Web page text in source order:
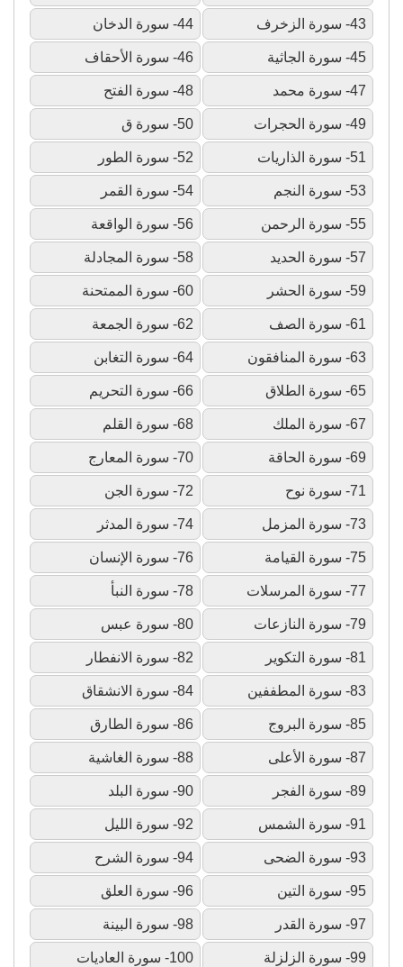
43- سورة الزخرف 44- سورة الدخان
45- سورة الجاثية 46- سورة الأحقاف
47- سورة محمد 48- سورة الفتح
49- سورة الحجرات 50- سورة ق
51- سورة الذاريات 52- سورة الطور
53- سورة النجم 54- سورة القمر
55- سورة الرحمن 56- سورة الواقعة
57- سورة الحديد 58- سورة المجادلة
59- سورة الحشر 60- سورة الممتحنة
61- سورة الصف 62- سورة الجمعة
63- سورة المنافقون 64- سورة التغابن
65- سورة الطلاق 66- سورة التحريم
67- سورة الملك 68- سورة القلم
69- سورة الحاقة 70- سورة المعارج
71- سورة نوح 72- سورة الجن
73- سورة المزمل 74- سورة المدثر
75- سورة القيامة 76- سورة الإنسان
77- سورة المرسلات 78- سورة النبأ
79- سورة النازعات 80- سورة عبس
81- سورة التكوير 82- سورة الانفطار
83- سورة المطففين 84- سورة الانشقاق
85- سورة البروج 86- سورة الطارق
87- سورة الأعلى 88- سورة الغاشية
89- سورة الفجر 90- سورة البلد
91- سورة الشمس 92- سورة الليل
93- سورة الضحى 94- سورة الشرح
95- سورة التين 96- سورة العلق
97- سورة القدر 98- سورة البينة
99- سورة الزلزلة 100- سورة العاديات